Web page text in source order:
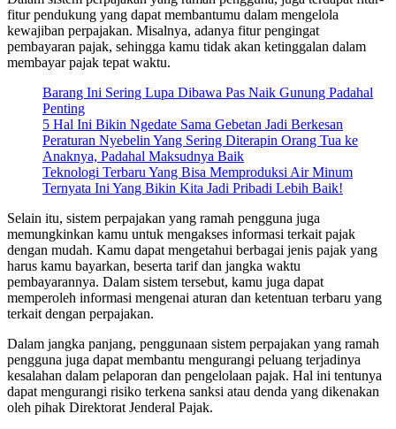
fitur pendukung yang dapat membantumu dalam mengelola
kewajiban perpajakan. Misalnya, adanya fitur pengingat
pembayaran pajak, sehingga kamu tidak akan ketinggalan dalam
membayar pajak tepat waktu.
Barang Ini Sering Lupa Dibawa Pas Naik Gunung Padahal
Penting
5 Hal Ini Bikin Ngedate Sama Gebetan Jadi Berkesan
Peraturan Nyebelin Yang Sering Diterapin Orang Tua ke
Anaknya, Padahal Maksudnya Baik
Teknologi Terbaru Yang Bisa Memproduksi Air Minum
Ternyata Ini Yang Bikin Kita Jadi Pribadi Lebih Baik!
Selain itu, sistem perpajakan yang ramah pengguna juga
memungkinkan kamu untuk mengakses informasi terkait pajak
dengan mudah. Kamu dapat mengetahui berbagai jenis pajak yang
harus kamu bayarkan, beserta tarif dan jangka waktu
pembayarannya. Dalam sistem tersebut, kamu juga dapat
memperoleh informasi mengenai aturan dan ketentuan terbaru yang
terkait dengan perpajakan.
Dalam jangka panjang, penggunaan sistem perpajakan yang ramah
pengguna juga dapat membantu mengurangi peluang terjadinya
kesalahan dalam pelaporan dan pengelolaan pajak. Hal ini tentunya
dapat mengurangi risiko terkena sanksi atau denda yang dikenakan
oleh pihak Direktorat Jenderal Pajak.